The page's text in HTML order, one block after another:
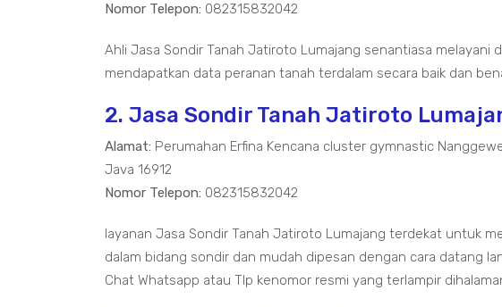
Nomor Telepon: 082315832042
Ahli Jasa Sondir Tanah Jatiroto Lumajang senantiasa melayani
mendapatkan data peranan tanah terdalam secara baik dan
2. Jasa Sondir Tanah Jatiroto
Alamat: Perumahan Erfina Kencana cluster gymnastic
Java 16912
Nomor Telepon: 082315832042
layanan Jasa Sondir Tanah Jatiroto Lumajang terdekat untuk
dalam bidang sondir dan mudah dipesan dengan cara datang
Chat Whatsapp atau Tlp kenomor resmi yang terlampir